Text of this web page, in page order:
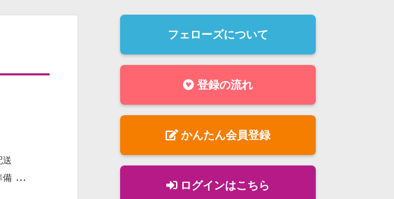
送
備
フェローズについて
登録の流れ
かんたん会員登録
ログインはこちら